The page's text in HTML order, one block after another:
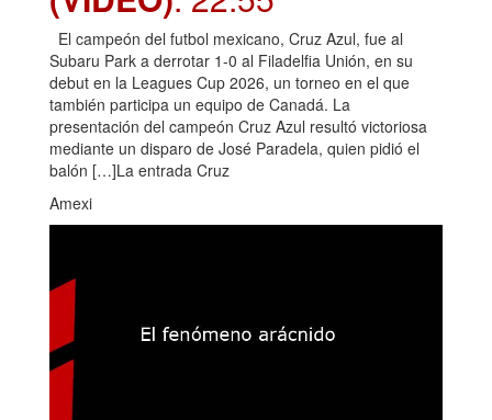
El campeón del futbol mexicano, Cruz Azul, fue al
Subaru Park a derrotar 1-0 al Filadelfia Unión, en su
debut en la Leagues Cup 2026, un torneo en el que
también participa un equipo de Canadá. La
presentación del campeón Cruz Azul resultó victoriosa
mediante un disparo de José Paradela, quien pidió el
balón […]La entrada Cruz
Amexi